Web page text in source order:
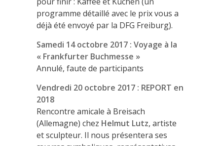
programme détaillé avec le prix vous a
déjà été envoyé par la DFG Freiburg).
Samedi 14 octobre 2017 : Voyage à la
« Frankfurter Buchmesse »
Annulé, faute de participants
Vendredi 20 octobre 2017 : REPORT en
2018
Rencontre amicale à Breisach
(Allemagne) chez Helmut Lutz,artiste
et sculpteur. Il nous présentera ses